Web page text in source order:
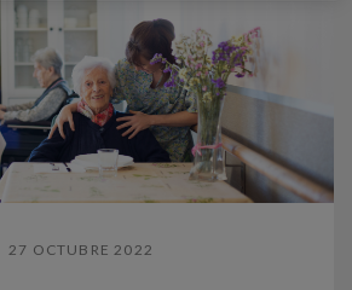
27 OCTUBRE 2022